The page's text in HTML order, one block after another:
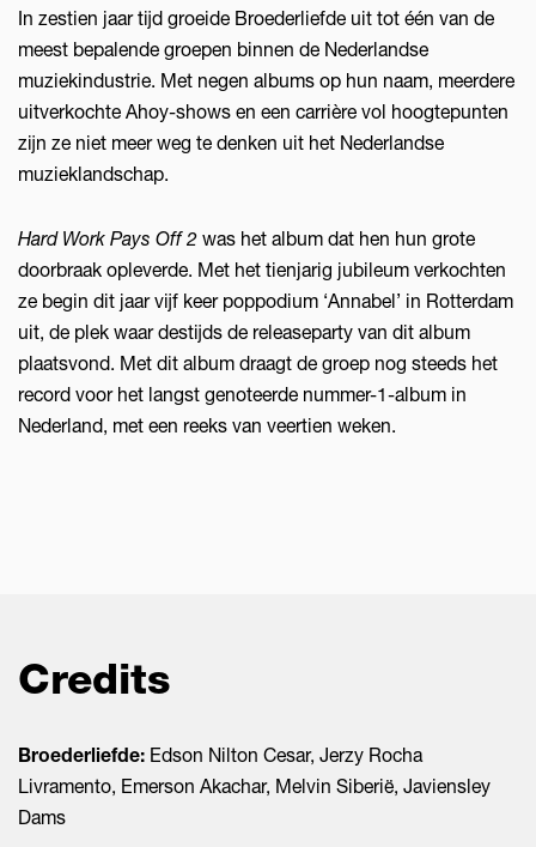
In zestien jaar tijd groeide Broederliefde uit tot één van de
meest bepalende groepen binnen de Nederlandse
muziekindustrie. Met negen albums op hun naam, meerdere
uitverkochte Ahoy-shows en een carrière vol hoogtepunten
zijn ze niet meer weg te denken uit het Nederlandse
muzieklandschap.
Hard Work Pays Off 2 was het album dat hen hun grote
doorbraak opleverde. Met het tienjarig jubileum verkochten
ze begin dit jaar vijf keer poppodium ‘Annabel’ in Rotterdam
uit, de plek waar destijds de releaseparty van dit album
plaatsvond. Met dit album draagt de groep nog steeds het
record voor het langst genoteerde nummer-1-album in
Nederland, met een reeks van veertien weken.
Credits
Broederliefde: Edson Nilton Cesar, Jerzy Rocha
Livramento, Emerson Akachar, Melvin Siberië, Javiensley
Dams